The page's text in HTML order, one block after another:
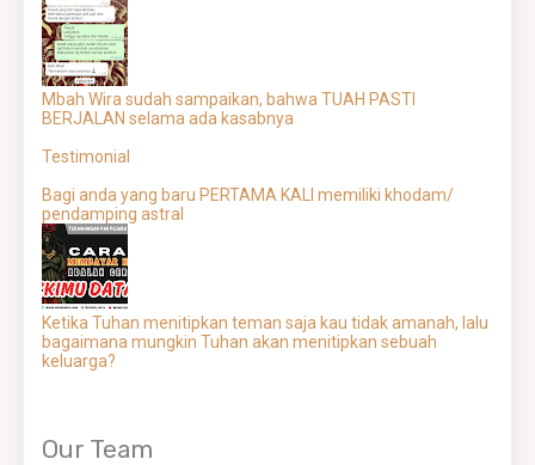
Mbah Wira sudah sampaikan, bahwa TUAH PASTI
BERJALAN selama ada kasabnya
Testimonial
Bagi anda yang baru PERTAMA KALI memiliki khodam/
pendamping astral
Ketika Tuhan menitipkan teman saja kau tidak amanah, lalu
bagaimana mungkin Tuhan akan menitipkan sebuah
keluarga?
Our Team